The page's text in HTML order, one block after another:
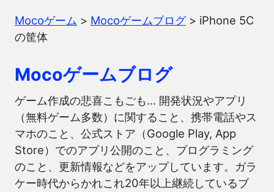
Mocoゲーム > Mocoゲームブログ> iPhone 5C
の筐体
Mocoゲームブログ
ゲーム作成の悲喜こもごも… 開発状況やアプリ
（無料ゲーム多数）に関すること、携帯電話やス
マホのこと、公式ストア（Google Play, App
Store）でのアプリ公開のこと、プログラミング
のこと、更新情報などをアップしています。ガラ
ケー時代からかれこれ20年以上継続しているブ